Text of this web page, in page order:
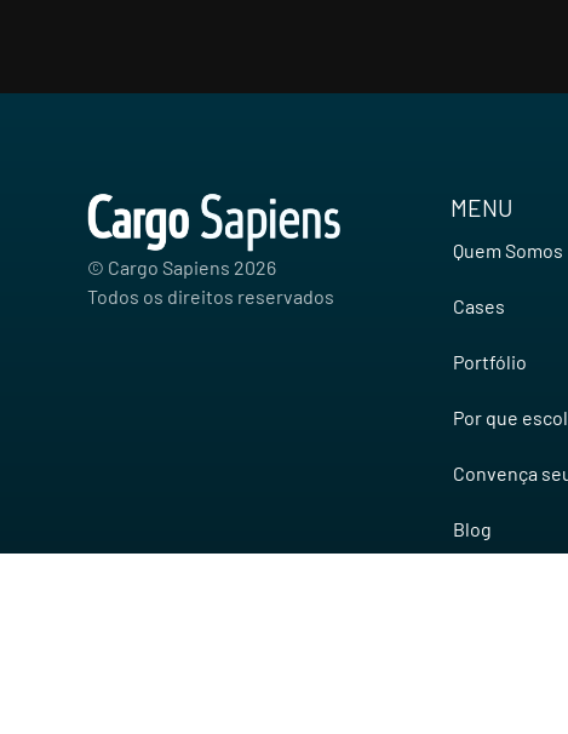
© Cargo Sapiens 2026
Todos os direitos reservados
MENU
Quem Somos
Cases
Portfólio
Por que
Convença
Blog